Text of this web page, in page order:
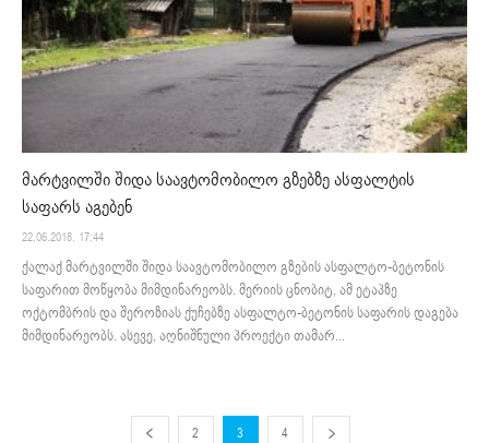
მარტვილში შიდა საავტომობილო გზებზე ასფალტის
საფარს აგებენ
22.06.2018. 17:44
ქალაქ მარტვილში შიდა საავტომობილო გზების ასფალტო-ბეტონის
საფარით მოწყობა მიმდინარეობს. მერიის ცნობიტ, ამ ეტაპზე
ოქტომბრის და შეროზიას ქუჩებზე ასფალტო-ბეტონის საფარის დაგება
მიმდინარეობს. ასევე, აღნიშნული პროექტი თამარ...
2 3 4